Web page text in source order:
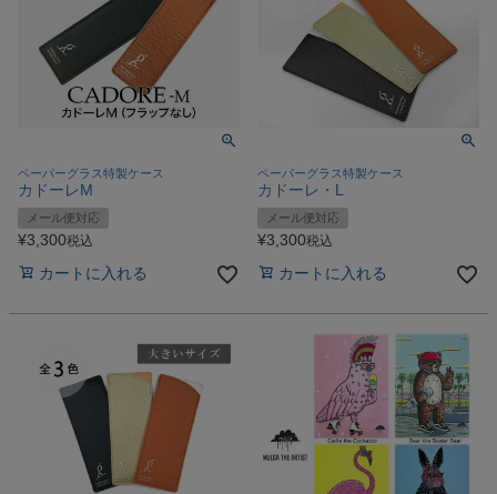
ペーパーグラス特製ケース
カドーレM
メール便対応
¥3,300税込
カートに入れる
ペーパーグラス特製ケース
カドーレ・L
メール便対応
¥3,300税込
カートに入れる